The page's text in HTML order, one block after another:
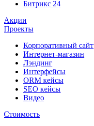
Битрикс 24
Акции
Проекты
Корпоративный сайт
Интернет-магазин
Лэндинг
Интерфейсы
ORM кейсы
SEO кейсы
Видео
Стоимость